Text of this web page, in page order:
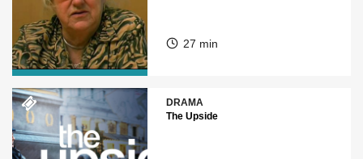
27 min
DRAMA
The Upside